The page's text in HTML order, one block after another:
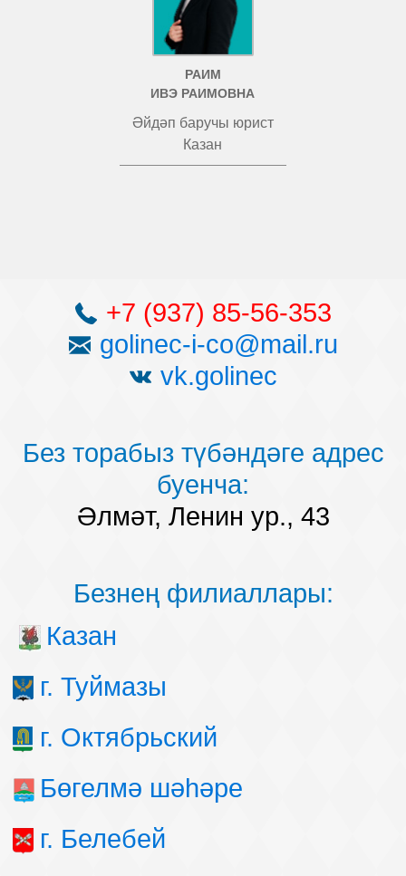
РАИМ
ИВЭ РАИМОВНА
Әйдәп баручы юрист
Казан
+7 (937) 85-56-353
golinec-i-co@mail.ru
vk.golinec
Без торабыз түбәндәге адрес
буенча:
Әлмәт, Ленин ур., 43
Безнең филиаллары:
Казан
г. Туймазы
г. Октябрьский
Бөгелмә шәһәре
г. Белебей